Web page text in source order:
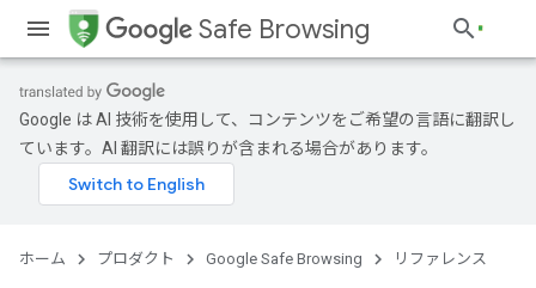
Safe Browsing
Google は AI 技術を使用して、コンテンツをご希望の言語に翻訳し
ています。AI 翻訳には誤りが含まれる場合があります。
ホーム プロダクト Google Safe Browsing リファレンス